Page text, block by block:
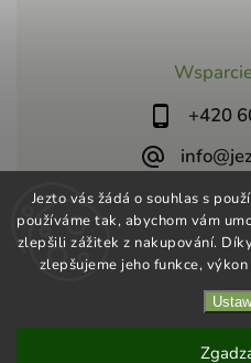
Jezto vás žádá o souhlas s
používáme tak, abychom vám
zlepšili zážitek z nakupování.
zlepšujeme jeho funkce,
+420
Jezto
Shoptet